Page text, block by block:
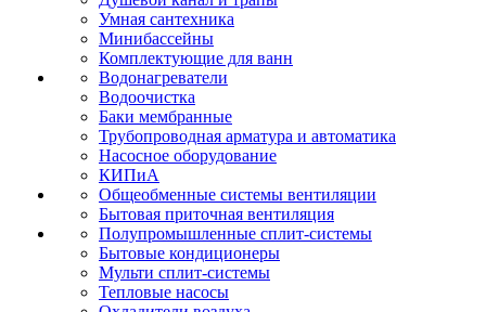
Умная сантехника
Минибассейны
Комплектующие для ванн
Водонагреватели
Водоочистка
Баки мембранные
Трубопроводная арматура и автоматика
Насосное оборудование
КИПиА
Общеобменные системы вентиляции
Бытовая приточная вентиляция
Полупромышленные сплит-системы
Бытовые кондиционеры
Мульти сплит-системы
Тепловые насосы